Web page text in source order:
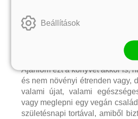
A könyv megkoronázása pedig
történik meg. Avokádós-lime
ribizlihabos brownie-torta. A
Ajánlom ezt a könyvet akkor is,
és nem növényi étrenden vagy,
valami újat, valami
vagy meglepni egy vegán
születésnapi tortával, amiből
Beállítások